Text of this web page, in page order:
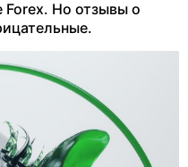
Forex. Но отзывы о